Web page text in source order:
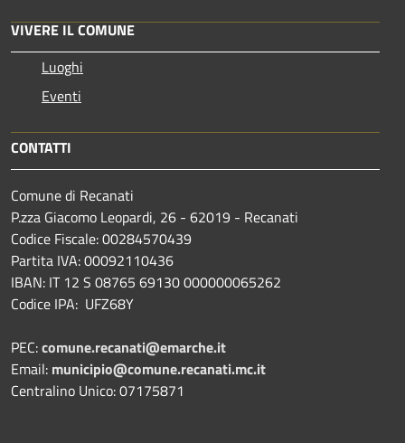
VIVERE IL COMUNE
Luoghi
Eventi
CONTATTI
Comune di Recanati
P.zza Giacomo Leopardi, 26 - 62019 - Recanati
Codice Fiscale: 00284570439
Partita IVA: 00092110436
IBAN: IT 12 S 08765 69130 000000065262
Codice IPA: UFZ68Y
PEC:comune.recanati@emarche.it
Email: municipio@comune.recanati.mc.it
Centralino Unico: 07175871